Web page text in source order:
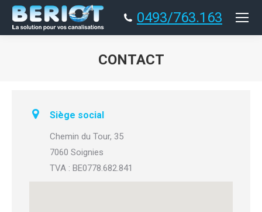
0493/763.163
CONTACT
Siège social
Chemin du Tour, 35
7060 Soignies
TVA : BE0778.682.841